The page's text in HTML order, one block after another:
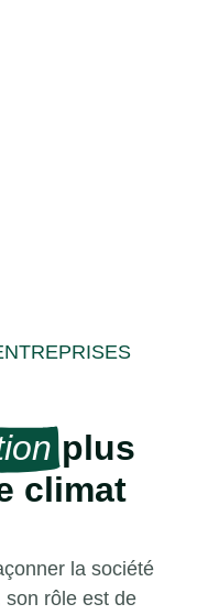
plus
climat
la société
son rôle est de